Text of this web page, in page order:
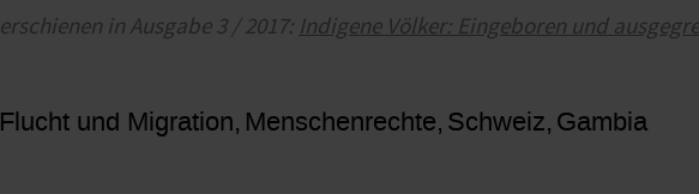
erschienen in Ausgabe 3 / 2017:Indigene Völker: Eingeboren und
Flucht und Migration Menschenrechte Schweiz Gambia